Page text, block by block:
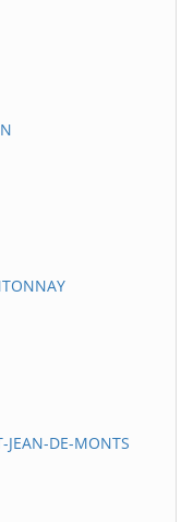
DE-MONTS